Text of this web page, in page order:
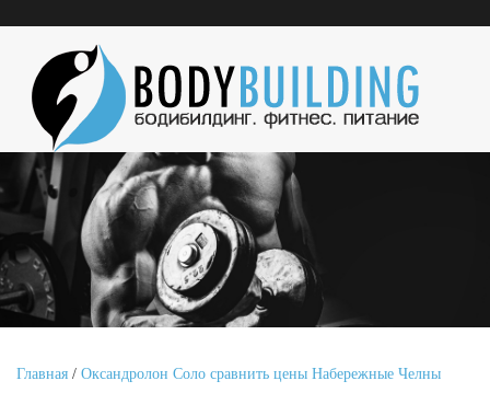
Главная / Оксандролон Соло сравнить цены Набережные Челны